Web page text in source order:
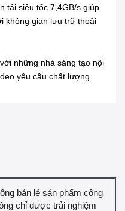
tải siêu tốc 7,4GB/s giúp
không gian lưu trữ thoải
những nhà sáng tạo nội
yêu cầu chất lượng
bán lẻ sản phẩm công
chỉ được trải nghiệm